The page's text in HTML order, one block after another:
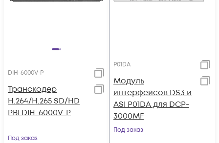
DIH-6000V-P
Транскодер
H.264/H.265 SD/HD
PBI DIH-6000V-P
Под заказ
P01DA
Модуль
интерфейсов DS3 и
ASI P01DA для DCP-
3000MF
Под заказ